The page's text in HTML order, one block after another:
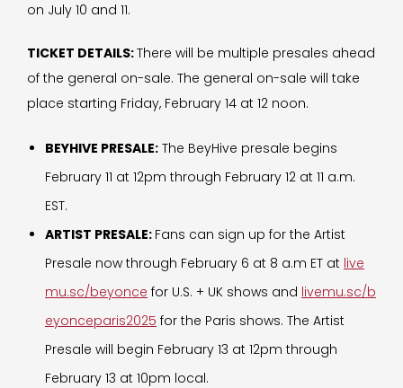
on July 10 and 11.
TICKET DETAILS:There will be multiple presales ahead
of the general on-sale. The general on-sale will take
place starting Friday, February 14 at 12 noon.
BEYHIVE PRESALE: The BeyHive presale begins
February 11 at 12pm through February 12 at 11 a.m.
EST.
ARTIST PRESALE: Fans can sign up for the Artist
Presale now through February 6 at 8 a.m ET at live
mu.sc/beyonce for U.S. + UK shows and livemu.sc/b
eyonceparis2025 for the Paris shows. The Artist
Presale will begin February 13 at 12pm through
February 13 at 10pm local.